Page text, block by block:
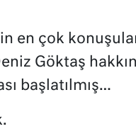
en çok
Göktaş
başlatılmış…